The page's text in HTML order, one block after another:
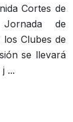
Cortes de
de
Clubes de
se llevará
...